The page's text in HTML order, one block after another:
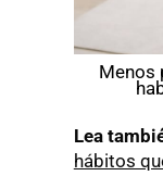
Menos
Lea
hábitos